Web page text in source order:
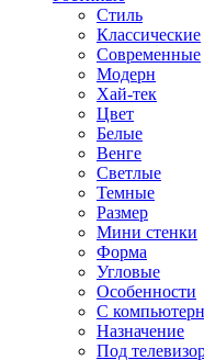
Стиль
Классические
Современные
Модерн
Хай-тек
Цвет
Белые
Венге
Светлые
Темные
Размер
Мини стенки
Форма
Угловые
Особенности
С
Назначение
Под